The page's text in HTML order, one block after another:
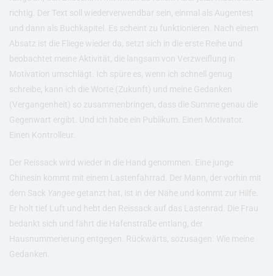
richtig. Der Text soll wiederverwendbar sein, einmal als Augentest
und dann als Buchkapitel. Es scheint zu funktionieren. Nach einem
Absatz ist die Fliege wieder da, setzt sich in die erste Reihe und
beobachtet meine Aktivität, die langsam von Verzweiflung in
Motivation umschlägt. Ich spüre es, wenn ich schnell genug
schreibe, kann ich die Worte (Zukunft) und meine Gedanken
(Vergangenheit) so zusammenbringen, dass die Summe genau die
Gegenwart ergibt. Und ich habe ein Publikum. Einen Motivator.
Einen Kontrolleur.
Der Reissack wird wieder in die Hand genommen. Eine junge
Chinesin kommt mit einem Lastenfahrrad. Der Mann, der vorhin mit
dem Sack Yangee getanzt hat, ist in der Nähe und kommt zur Hilfe.
Er holt tief Luft und hebt den Reissack auf das Lastenrad. Die Frau
bedankt sich und fährt die Hafenstraße entlang, der
Hausnummerierung entgegen. Rückwärts, sozusagen. Wie meine
Gedanken.